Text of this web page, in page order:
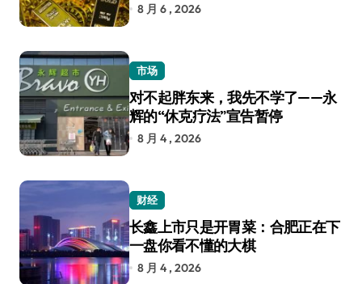
8 月 6 , 2026
市场
对不起胖东来，我先不学了——永
辉的“休克疗法”宣告暂停
8 月 4 , 2026
财经
长鑫上市只是开胃菜：合肥正在下
一盘你看不懂的大棋
8 月 4 , 2026